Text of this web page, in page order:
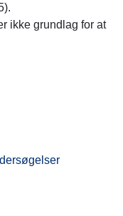
ikke grundlag for at